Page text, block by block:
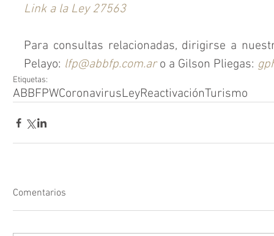
Link a la Ley 27563
Para consultas relacionadas, dirigirse a
Pelayo: lfp@abbfp.com.ar o a Gilson Pliegas:
Etiquetas:
ABBFPWCoronavirusLeyReactivaciónTurismo
Comentarios